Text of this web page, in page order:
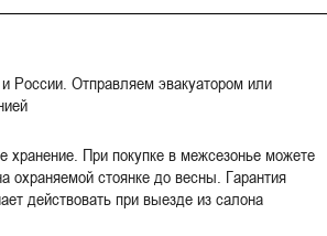
России. Отправляем эвакуатором или
хранение. При покупке в межсезонье можете
охраняемой стоянке до весны. Гарантия
действовать при выезде из салона